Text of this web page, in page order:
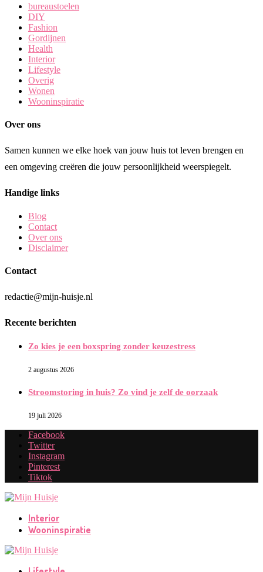
bureaustoelen
DIY
Fashion
Gordijnen
Health
Interior
Lifestyle
Overig
Wonen
Wooninspiratie
Over ons
Samen kunnen we elke hoek van jouw huis tot leven brengen en
een omgeving creëren die jouw persoonlijkheid weerspiegelt.
Handige links
Blog
Contact
Over ons
Disclaimer
Contact
redactie@mijn-huisje.nl
Recente berichten
Zo kies je een boxspring zonder keuzestress
2 augustus 2026
Stroomstoring in huis? Zo vind je zelf de oorzaak
19 juli 2026
Facebook
Twitter
Instagram
Pinterest
Tiktok
Interior
Wooninspiratie